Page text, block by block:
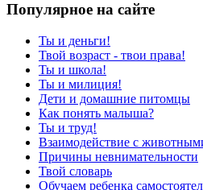
Популярное на сайте
Ты и деньги!
Твой возраст - твои права!
Ты и школа!
Ты и милиция!
Дети и домашние питомцы
Как понять малыша?
Ты и труд!
Взаимодействие с
Причины невнимательности
Твой словарь
Обучаем ребенка